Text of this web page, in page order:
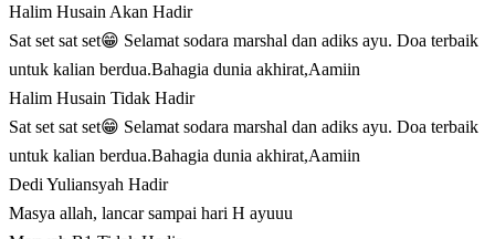
Halim HusainAkan Hadir
Sat set sat set😁 Selamat sodara marshal dan adiks ayu. Doa terbaik
untuk kalian berdua.Bahagia dunia akhirat,Aamiin
Halim Husain Tidak Hadir
Sat set sat set😁 Selamat sodara marshal dan adiks ayu. Doa terbaik
untuk kalian berdua.Bahagia dunia akhirat,Aamiin
Dedi Yuliansyah Hadir
Masya allah, lancar sampai hari H ayuuu